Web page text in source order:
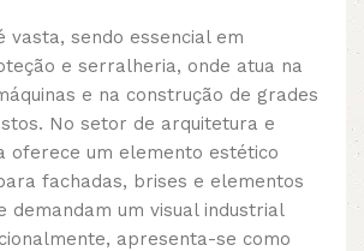
vasta, sendo essencial em
e serralheria, onde atua na
e na construção de grades
No setor de arquitetura e
oferece um elemento estético
fachadas, brises e elementos
demandam um visual industrial
apresenta-se como